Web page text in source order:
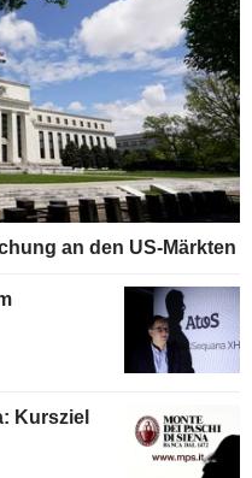
an den US-Märkten
Kursziel